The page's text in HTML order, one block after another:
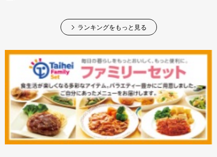
ランキングをもっと見る